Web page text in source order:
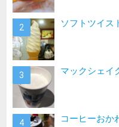
ソフトツイス
マックシェイ
コーヒーおか